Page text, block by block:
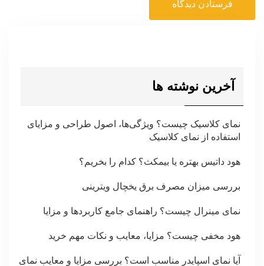
آخرین نوشته ها
نمای کلاسیک چیست؟ ویژگی‌ها، اصول طراحی و مزایای
استفاده از نمای کلاسیک
هود داتیس بهتره یا بیمکث؟ کدام را بخریم؟
بررسی میزان مصرف برق یخچال ویترینی
نمای مینرال چیست؟ راهنمای جامع کاربردها و مزایا
هود مخفی چیست؟ مزایا، معایب و نکات مهم خرید
آیا نمای اسپایدر مناسب است؟ بررسی مزایا و معایب نمای